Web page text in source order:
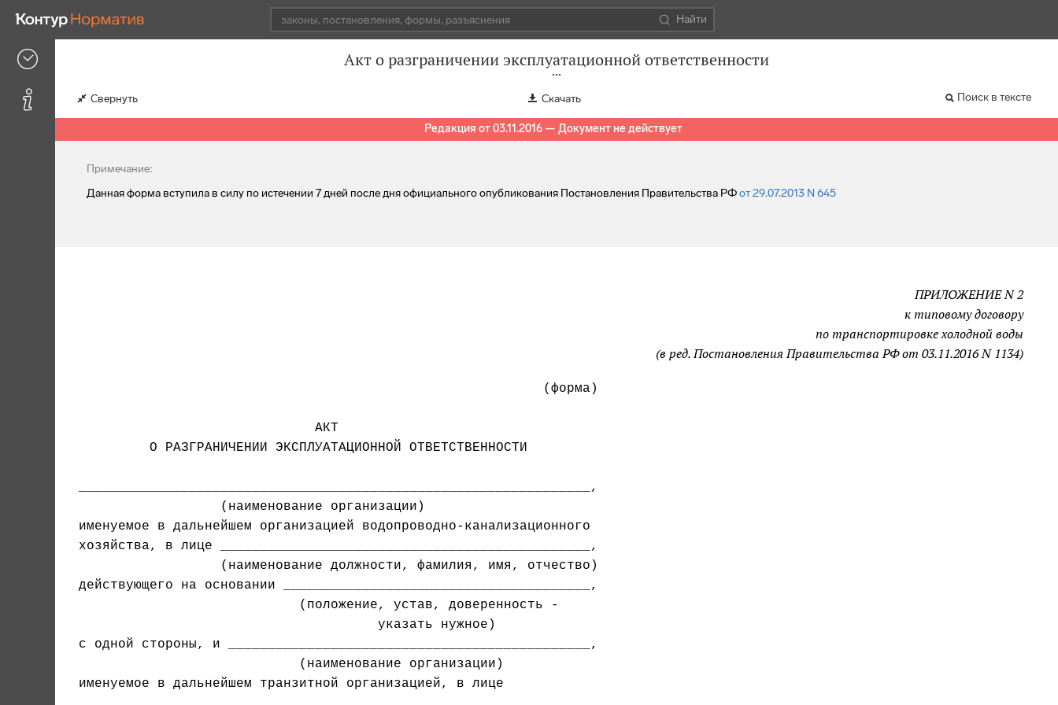
Найти
Акт о разграничении эксплуатационной ответственности
Свернуть Скачать Поиск в тексте
Редакция от 03.11.2016 — Документ не действует
Примечание:
Данная форма вступила в силу по истечении 7 дней после дня официального опубликования Постановления Правительства РФот 29.07.2013 N 645
ПРИЛОЖЕНИЕ N 2
к типовому договору
по транспортировке холодной воды
(в ред. Постановления Правительства РФ от 03.11.2016 N 1134)
                                                           (форма)
                              АКТ
         О РАЗГРАНИЧЕНИИ ЭКСПЛУАТАЦИОННОЙ ОТВЕТСТВЕННОСТИ
                  (наименование организации)
именуемое в дальнейшем организацией водопроводно-канализационного
хозяйства, в лице _______________________________________________,
                  (наименование должности, фамилия, имя, отчество)
действующего на основании _______________________________________,
                            (положение, устав, доверенность -
                                      указать нужное)
с одной стороны, и ______________________________________________,
именуемое в дальнейшем транзитной организацией, в лице